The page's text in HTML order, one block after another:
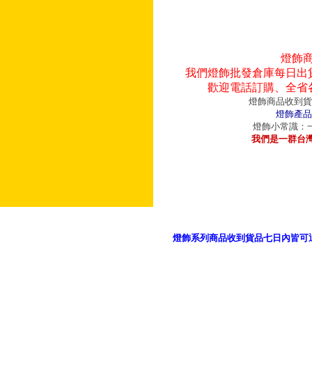
燈飾
我們燈飾批發倉庫每日
歡迎電話訂購、全
燈飾商品收到
燈飾產
燈飾小常識：
我們是一群台
燈飾系列商品收到貨品七日內皆